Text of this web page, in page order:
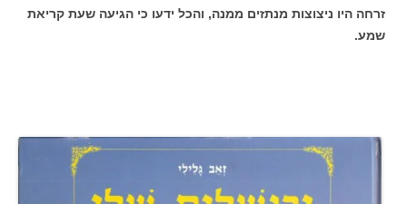
זרחה היו ניצוצות מנתזים ממנה, והכל ידעו כי הגיעה שעת קריאת
שמע.